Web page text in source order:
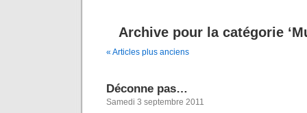
Archive pour la catégorie
« Articles plus anciens
Déconne pas…
Samedi 3 septembre 2011